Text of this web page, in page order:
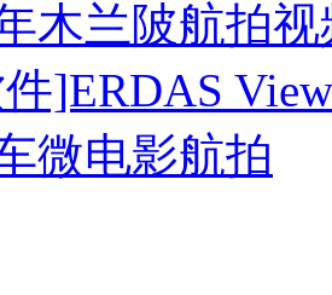
木兰陂航拍
]ERDAS
微电影航拍